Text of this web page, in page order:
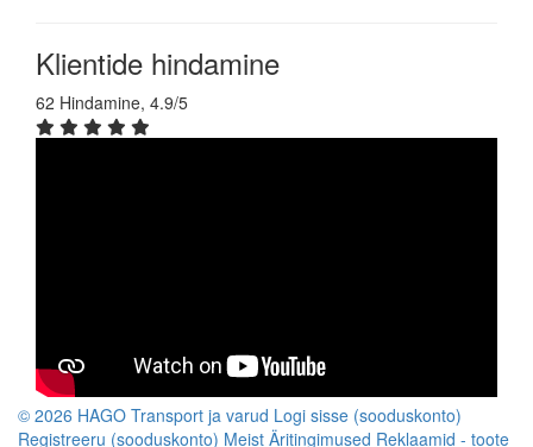
Klientide hindamine
62 Hindamine, 4.9/5
© 2026 HAGO Transport ja varud Logi sisse (sooduskonto)
Registreeru (sooduskonto) Meist Äritingimused Reklaamid - toote